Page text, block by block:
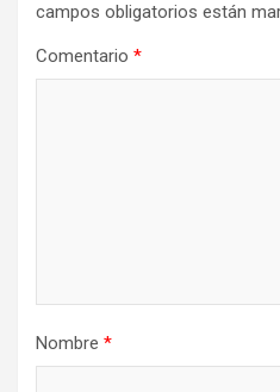
campos obligatorios están
Comentario *
Nombre *